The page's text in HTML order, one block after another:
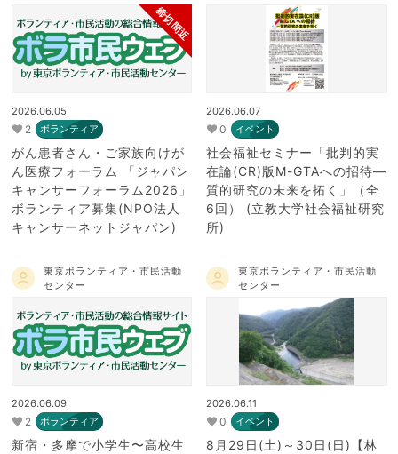
締切間近
2026.06.05
2 ボランティア
がん患者さん・ご家族向けが
ん医療フォーラム 「ジャパン
キャンサーフォーラム2026」
ボランティア募集(NPO法人
キャンサーネットジャパン)
2026.06.07
0 イベント
社会福祉セミナー「批判的実
在論(CR)版M-GTAへの招待―
質的研究の未来を拓く」（全
6回） (立教大学社会福祉研究
所)
東京ボランティア・市民活動
センター
2026.06.09
2 ボランティア
新宿・多摩で小学生〜高校生
東京ボランティア・市民活動
センター
2026.06.11
0 イベント
8月29日(土)～30日(日)【林